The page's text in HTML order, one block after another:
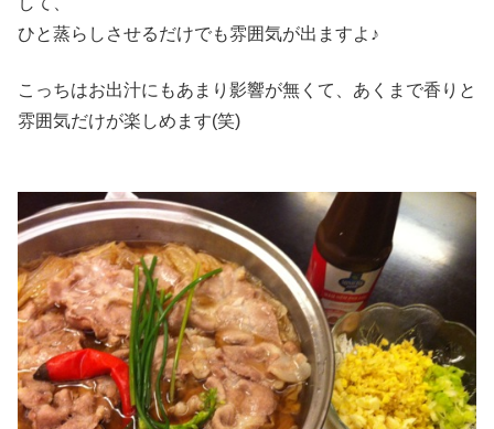
ひと蒸らしさせるだけでも雰囲気が出ますよ♪
こっちはお出汁にもあまり影響が無くて、あくまで香りと
雰囲気だけが楽しめます(笑)